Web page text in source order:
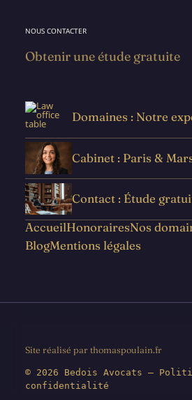
NOUS CONTACTER
Obtenir une étude gratuite
Domaines : Notre
Cabinet : Paris &
Contact : Étude
AccueilHonorairesNos
BlogMentions légales
Site réalisé par thomaspoulain.fr
© 2026 Bedois Avocats —
confidentialité